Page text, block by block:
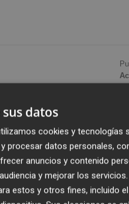
es deAndrés Alfaro
Godella, a apenas cinco
de mediados del siglo
de Alemania, Reino
eléctricos que
y contemplar todos esos
datos
cookies y tecnologías
procesar datos personales,
anuncios y contenido
y mejorar los servicios.
estos y otros fines, incluido